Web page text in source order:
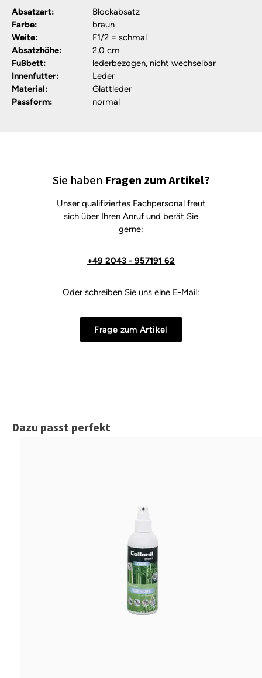
Absatzart:
Blockabsatz
Farbe:
braun
Weite:
F1/2 = schmal
Absatzhöhe:
2,0 cm
Fußbett:
lederbezogen, nicht wechselbar
Innenfutter:
Leder
Material:
Glattleder
Passform:
normal
Sie haben Fragen zum Artikel?
Unser qualifiziertes Fachpersonal freut
sich über Ihren Anruf und berät Sie
gerne:
+49 2043 - 957191 62
Oder schreiben Sie uns eine E-Mail:
Frage zum Artikel
Produktgalerie überspringen
Dazu passt perfekt